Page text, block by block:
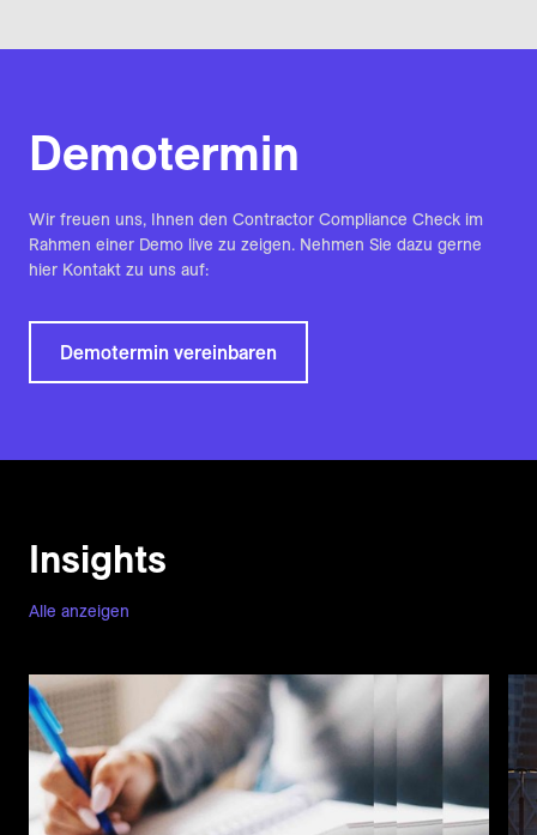
Demotermin
Wir freuen uns, Ihnen den Contractor Compliance Check im
Rahmen einer Demo live zu zeigen. Nehmen Sie dazu gerne
hier Kontakt zu uns auf:
Demotermin vereinbaren
Alle anzeigen
Insights